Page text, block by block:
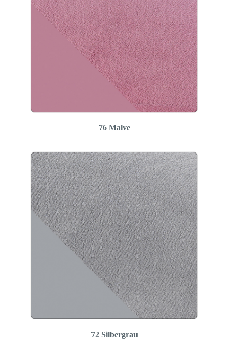
76 Malve
72 Silbergrau